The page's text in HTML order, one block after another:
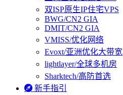
双ISP原生IP住宅VPS
BWG/CN2 GIA
DMIT/CN2 GIA
VMISS/优化网络
Evoxt/亚洲优化大带宽
lightlayer/全球多机房
Sharktech/高防首选
 新手指引